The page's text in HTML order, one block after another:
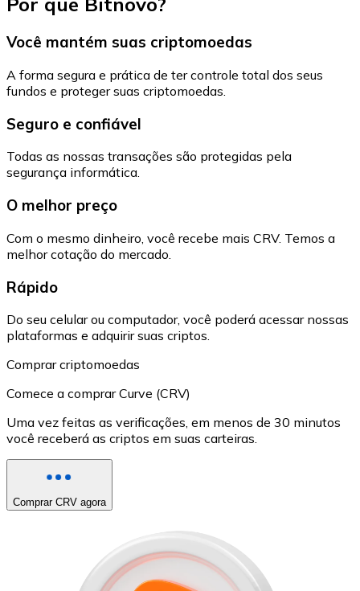
Você mantém suas criptomoedas
A forma segura e prática de ter controle total dos seus
fundos e proteger suas criptomoedas.
Seguro e confiável
Todas as nossas transações são protegidas pela
segurança informática.
O melhor preço
Com o mesmo dinheiro, você recebe mais CRV. Temos a
melhor cotação do mercado.
Rápido
Do seu celular ou computador, você poderá acessar nossas
plataformas e adquirir suas criptos.
Comprar criptomoedas
Comece a comprar Curve (CRV)
Uma vez feitas as verificações, em menos de 30 minutos
você receberá as criptos em suas carteiras.
Comprar CRV agora